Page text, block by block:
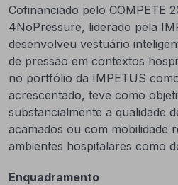
Cofinanciado pelo COMPETE
4NoPressure, liderado pela
desenvolveu vestuário
de pressão em contextos
no portfólio da IMPETUS
acrescentado, teve como
substancialmente a qualidade
acamados ou com mobilidade
ambientes hospitalares como
Enquadramento